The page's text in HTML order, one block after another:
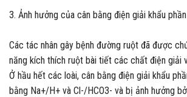
3. Ảnh hưởng của cân bằng điện giải khẩu
Các tác nhân gây bệnh đường ruột đã được
năng kích thích ruột bài tiết các chất điện giải
Ở hầu hết các loài, cân bằng điện giải khẩu
bằng Na+/H+ và Cl-/HCO3- và bị ảnh hưởng